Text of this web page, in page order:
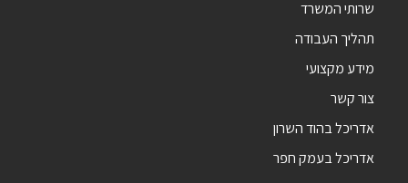
שרותי המשרד
תהליך העבודה
מידע מקצועי
צור קשר
אדריכל בהוד השרון
אדריכל בעמק חפר